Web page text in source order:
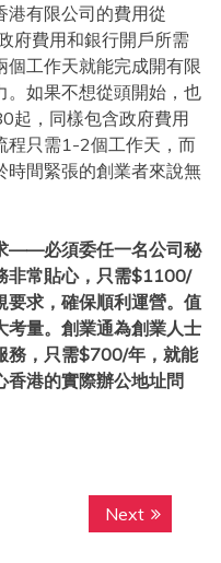
港有限公司的費用從
府費用和銀行開戶所需
個工作天就能完成開有限
。如果不想從頭開始，也
起，同樣包含政府費用
程只需1-2個工作天，而
時間緊張的創業者來說無
——必須委任一名公司秘
非常貼心，只需$1100/
要求，確保順利運營。值
考量。創業通為創業人士
務，只需$700/年，就能
香港的實際辦公地址問
NextNext
post: